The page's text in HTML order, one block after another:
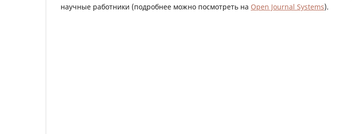
научные работники (подробнее можно посмотреть на Open Journal Systems).